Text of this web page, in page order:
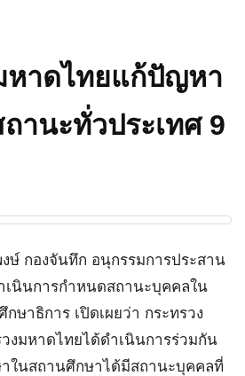
หาดไทยแก้ปัญหา
านะทั่วประเทศ 9
ษ์ กองจันทึก อนุกรรมการประสาน
เนินการกำหนดสถานะบุคคลใน
ษาธิการ เปิดเผยว่า กระทรวง
งมหาดไทยได้ดำเนินการร่วมกัน
ในสถานศึกษาได้มีสถานะบุคคลที่